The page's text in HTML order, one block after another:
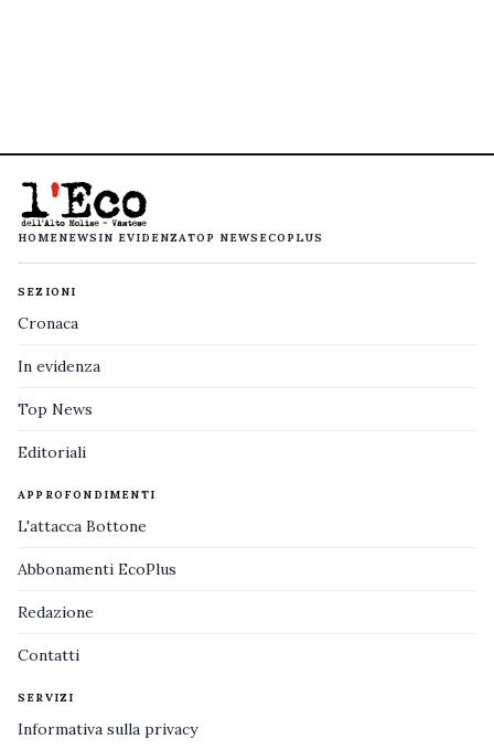
HOMENEWS IN EVIDENZATOP NEWS ECOPLUS
SEZIONI
Cronaca
In evidenza
Top News
Editoriali
APPROFONDIMENTI
L'attacca Bottone
Abbonamenti EcoPlus
Redazione
Contatti
SERVIZI
Informativa sulla privacy